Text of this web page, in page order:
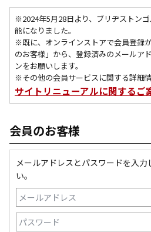
※2024年5月28日より、ブリヂストン
能になりました。
※既に、 オンラインストアで会員登録
のお客様」から、登録済みのメールア
ンをお願いします。
※その他の会員サービスに関する詳細情
サイトリニューアルに関するご
会員のお客様
メールアドレスとパスワードを入
い。